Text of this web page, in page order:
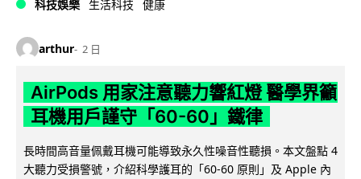
科技娛樂 生活科技 健康
arthur 2 日
AirPods 用家注意聽力響紅燈 醫學界籲
耳機用戶謹守「60-60」鐵律
長時間高音量佩戴耳機可能導致永久性噪音性聽損。本文盤點 4
大聽力受損警號，介紹科學護耳的「60-60 原則」及 Apple 內